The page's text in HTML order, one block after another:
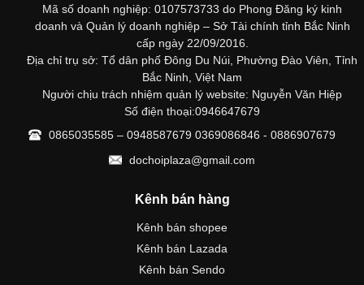
Mã số doanh nghiệp: 0107573733 do Phong Đăng ký kinh
doanh và Quản lý doanh nghiệp – Sở Tài chính tỉnh Bắc Ninh
cấp ngày 22/09/2016.
Địa chỉ trụ sở: Tổ dân phố Đông Du Núi, Phường Đào Viên, Tỉnh
Bắc Ninh, Việt Nam
Người chịu trách nhiệm quản lý website: Nguyễn Văn Hiệp
Số điện thoại:0946647679
0865035585 – 0948587679 0369086846 - 0886907679
dochoiplaza@gmail.com
Kênh bán hàng
Kênh bán shopee
Kênh bán Lazada
Kênh bán Sendo